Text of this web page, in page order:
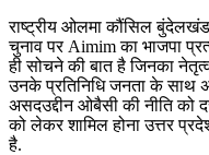
राष्ट्रीय ओलमा कौंसिल
चुनाव पर Aimim का भाजपा
ही सोचने की बात है जिनका
उनके प्रतिनिधि जनता के साथ
असदउद्दीन ओबैसी की नीति को
को लेकर शामिल होना उत्तर
है.